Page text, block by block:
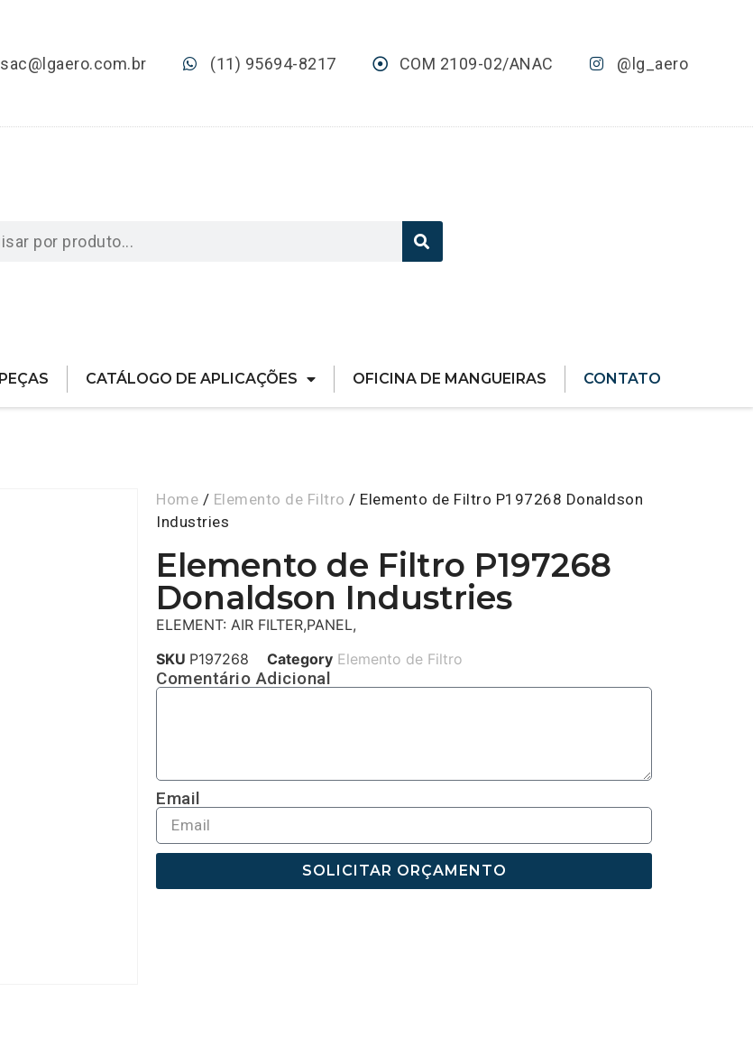
sac@lgaero.com.br (11) 95694-8217 COM 2109-02/ANAC @lg_aero
PEÇAS CATÁLOGO DE APLICAÇÕES OFICINA DE MANGUEIRAS CONTATO
Home / Elemento de Filtro / Elemento de Filtro P197268 Donaldson
Industries
Elemento de Filtro P197268
Donaldson Industries
ELEMENT: AIR FILTER,PANEL,
SKU P197268 Category Elemento de Filtro
Comentário Adicional
Email
SOLICITAR ORÇAMENTO